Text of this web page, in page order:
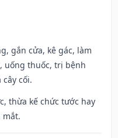
gắn cửa, kê gác, làm
uống thuốc, trị bệnh
cối.
thừa kế chức tước hay
mắt.